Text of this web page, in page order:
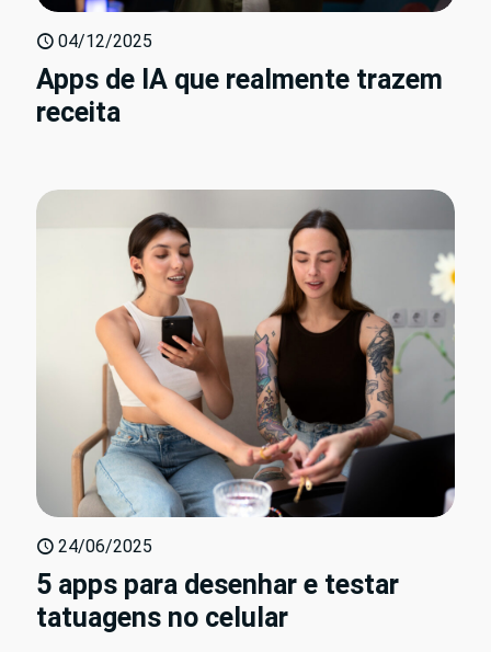
04/12/2025
Apps de IA que realmente trazem
receita
24/06/2025
5 apps para desenhar e testar
tatuagens no celular